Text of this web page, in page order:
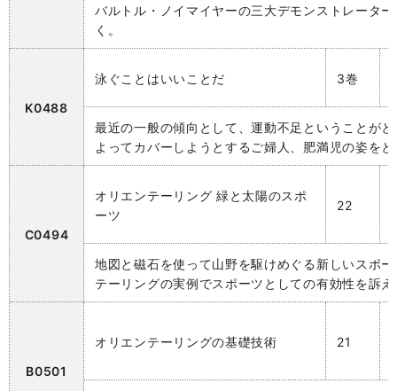
バルトル・ノイマイヤーの三大デモンストレータ
く。
K0488
泳ぐことはいいことだ 3巻
最近の一般の傾向として、運動不足ということが
よってカバーしようとするご婦人、肥満児の姿を
C0494
オリエンテーリング 緑と太陽のスポ
ーツ
22
地図と磁石を使って山野を駆けめぐる新しいスポ
テーリングの実例でスポーツとしての有効性を訴
B0501
オリエンテーリングの基礎技術 21